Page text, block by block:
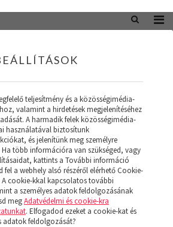
+36 20 402 5098
KÉSZLETÜNK
teljesítmény és a közösségimédia-
valamint a hirdetések megjelenítéséhez
A harmadik felek közösségimédia-
használatával biztosítunk
és jelenítünk meg személyre
több információra van szükséged, vagy
kattints a További információ
fel a webhely alsó részéről elérhető Cookie-
cookie-kkal kapcsolatos további
a személyes adatok feldolgozásának
megAdatvédelmi és cookie-kra
. Elfogadod ezeket a cookie-kat és
adatok feldolgozását?